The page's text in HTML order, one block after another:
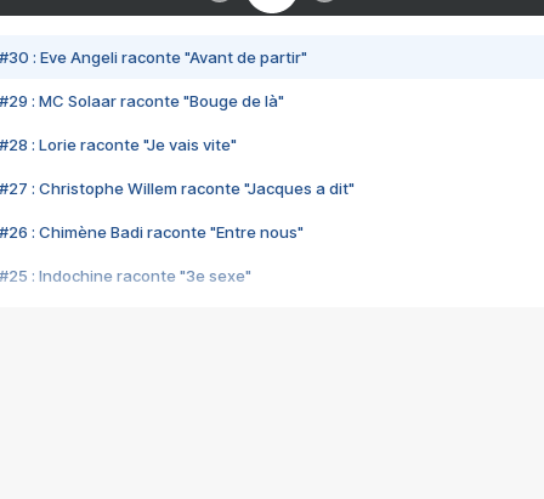
#30 : Eve Angeli raconte "Avant de partir"
#29 : MC Solaar raconte "Bouge de là"
#28 : Lorie raconte "Je vais vite"
#27 : Christophe Willem raconte "Jacques a dit"
#26 : Chimène Badi raconte "Entre nous"
#25 : Indochine raconte "3e sexe"